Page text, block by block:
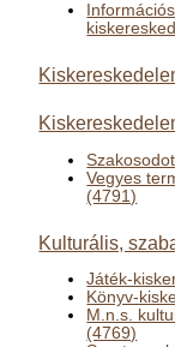
Vegyes
(4791)
Kulturális,
Játék-
Könyv-
M.n.s.
(4769)